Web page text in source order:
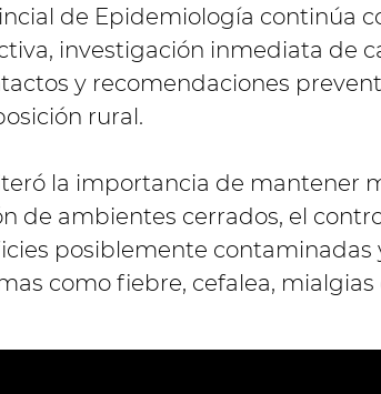
de Epidemiología continúa
investigación inmediata de
y recomendaciones
rural.
la importancia de mantener
de ambientes cerrados, el
posiblemente contaminadas
como fiebre, cefalea, mialgias